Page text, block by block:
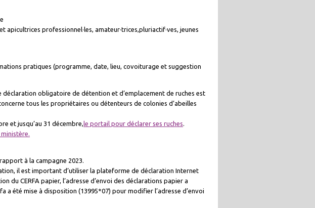
apicultrices professionnel·les, amateur·trices,pluriactif·ves, jeunes
pratiques (programme, date, lieu, covoiturage et suggestion
déclaration obligatoire de détention et d’emplacement de ruches est
tous les propriétaires ou détenteurs de colonies d’abeilles
et jusqu’au 31 décembre, le portail pour déclarer ses ruches.
à la campagne 2023.
il est important d’utiliser la plateforme de déclaration Internet
du CERFA papier, l’adresse d’envoi des déclarations papier a
a été mise à disposition (13995*07) pour modifier l’adresse d’envoi